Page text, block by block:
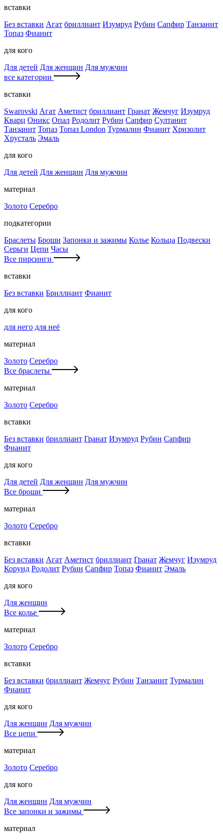
вставки
Без вставки Агат бриллиант Изумруд Рубин Сапфир Танзанит
Топаз Фианит
для кого
Для детей Для женщин Для мужчин
все категории
вставки
Swarovski Агат Аметист бриллиант Гранат Жемчуг Изумруд
Кварц Оникс Опал Родолит Рубин Сапфир Султанит
Танзанит Топаз Топаз London Турмалин Фианит Хризолит
Хрусталь Эмаль
для кого
Для детей Для женщин Для мужчин
материал
Золото Серебро
подкатегории
Браслеты Броши Запонки и зажимы Колье Кольца Подвески
Серьги Цепи Часы
Все пирсинги
вставки
Без вставки Бриллиант Фианит
для кого
для него для неё
материал
Золото Серебро
Все браслеты
материал
Золото Серебро
вставки
Без вставки бриллиант Гранат Изумруд Рубин Сапфир
Фианит
для кого
Для детей Для женщин Для мужчин
Все броши
материал
Золото Серебро
вставки
Без вставки Агат Аметист бриллиант Гранат Жемчуг Изумруд
Корунд Родолит Рубин Сапфир Топаз Фианит Эмаль
для кого
Для женщин
Все колье
материал
Золото Серебро
вставки
Без вставки бриллиант Жемчуг Рубин Танзанит Турмалин
Фианит
для кого
Для женщин Для мужчин
Все цепи
материал
Золото Серебро
для кого
Для женщин Для мужчин
Все запонки и зажимы
материал